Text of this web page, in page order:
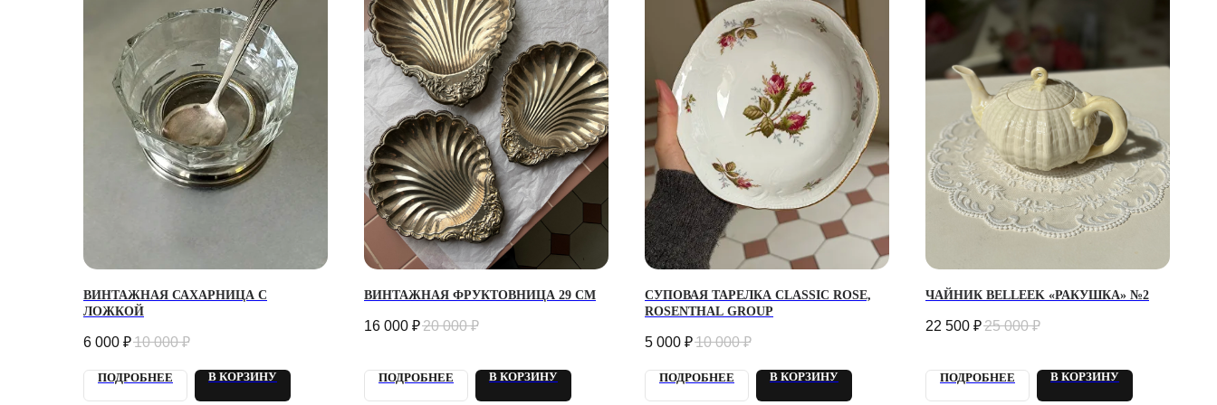
ВИНТАЖНАЯ САХАРНИЦА С
ЛОЖКОЙ
6 000 ₽10 000 ₽
ПОДРОБНЕЕ В КОРЗИНУ
ВИНТАЖНАЯ ФРУКТОВНИЦА 29 СМ
16 000 ₽20 000 ₽
ПОДРОБНЕЕ В КОРЗИНУ
СУПОВАЯ ТАРЕЛКА CLASSIC ROSE,
ROSENTHAL GROUP
5 000 ₽10 000 ₽
ПОДРОБНЕЕ В КОРЗИНУ
ЧАЙНИК BELLEEK «РАКУШКА» №2
22 500 ₽25 000 ₽
ПОДРОБНЕЕ В КОРЗИНУ